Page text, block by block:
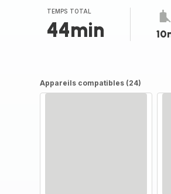
TEMPS TOTAL
44min
Appareils compatibles (24)